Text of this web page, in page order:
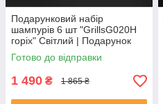
Подарунковий набір
шампурів 6 шт "GrillsG020H
горіх" Світлий | Подарунок
для чоловіка, батька, сина
Готово до відправки
1 490 ₴ 1 865 ₴